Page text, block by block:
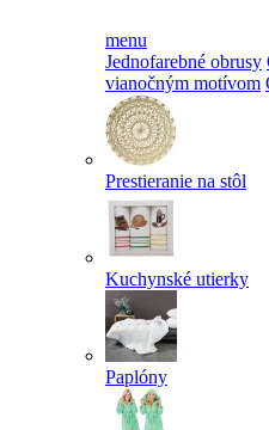
menu
Jednofarebné obrusy
vianočným motívom
Prestieranie na stôl
Kuchynské utierky
Paplóny